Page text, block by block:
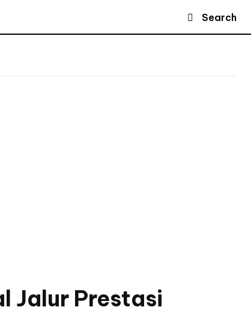
Search
Jalur Prestasi